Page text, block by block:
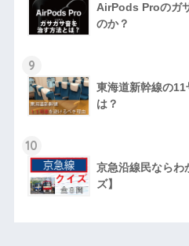
AirPods Proのガ
のか？
9
東海道新幹線の11
は？
10
京急沿線民ならわ
ズ】